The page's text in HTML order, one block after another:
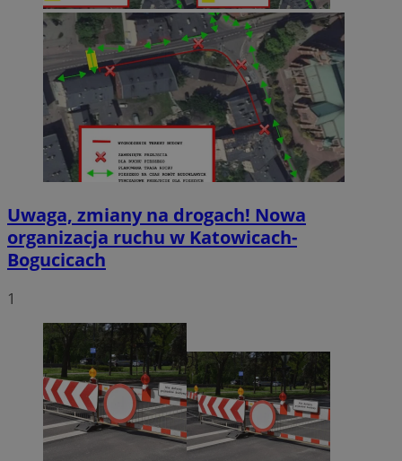
Uwaga, zmiany na drogach! Nowa
organizacja ruchu w Katowicach-
Bogucicach
1